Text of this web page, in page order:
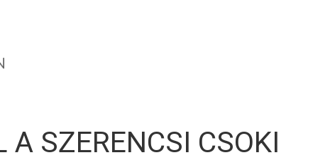
ÉRTÉK
A SZERENCSI CSOKI